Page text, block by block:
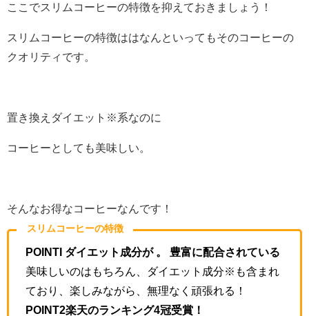
ここでスリムコーヒーの特徴を抑えておきましょう！
スリムコーヒーの特徴ははなんといってもそのコーヒーの
クオリティです。
置き換えダイエット※系なのに
コーヒーとしても美味しい。
そんなお得なコーヒーなんです！
スリムコーヒーの特徴
POINTI ダイエット成分が 。 豊富に配合されている
美味しいのはもちろん、ダイエット成分※も含まれ
ており、楽しみながら、無理なく頑張れる！
POINT2楽天のランキング4冠受賞！